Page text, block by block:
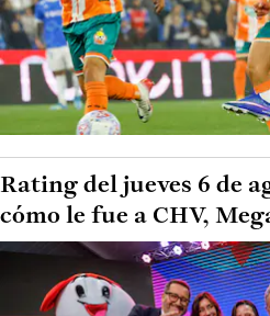
Rating del jueves 6 de
cómo le fue a CHV,